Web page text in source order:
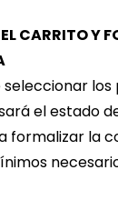
CARRITO Y
seleccionar
el estado
formalizar la